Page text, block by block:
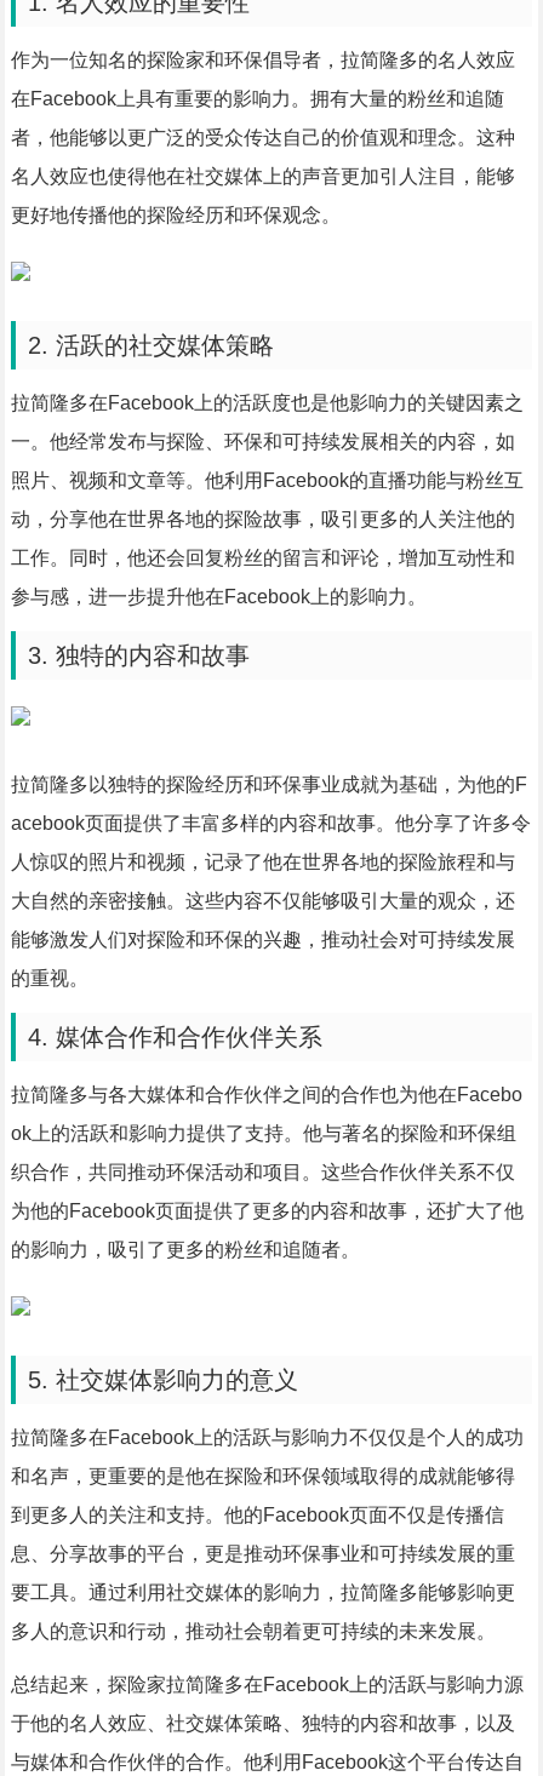
作为一位知名的探险家和环保倡导者，拉简隆多的名人效应
在Facebook上具有重要的影响力。拥有大量的粉丝和追随
者，他能够以更广泛的受众传达自己的价值观和理念。这种
名人效应也使得他在社交媒体上的声音更加引人注目，能够
更好地传播他的探险经历和环保观念。
2. 活跃的社交媒体策略
拉简隆多在Facebook上的活跃度也是他影响力的关键因素之
一。他经常发布与探险、环保和可持续发展相关的内容，如
照片、视频和文章等。他利用Facebook的直播功能与粉丝互
动，分享他在世界各地的探险故事，吸引更多的人关注他的
工作。同时，他还会回复粉丝的留言和评论，增加互动性和
参与感，进一步提升他在Facebook上的影响力。
3. 独特的内容和故事
拉简隆多以独特的探险经历和环保事业成就为基础，为他的F
acebook页面提供了丰富多样的内容和故事。他分享了许多令
人惊叹的照片和视频，记录了他在世界各地的探险旅程和与
大自然的亲密接触。这些内容不仅能够吸引大量的观众，还
能够激发人们对探险和环保的兴趣，推动社会对可持续发展
的重视。
4. 媒体合作和合作伙伴关系
拉简隆多与各大媒体和合作伙伴之间的合作也为他在Facebo
ok上的活跃和影响力提供了支持。他与著名的探险和环保组
织合作，共同推动环保活动和项目。这些合作伙伴关系不仅
为他的Facebook页面提供了更多的内容和故事，还扩大了他
的影响力，吸引了更多的粉丝和追随者。
5. 社交媒体影响力的意义
拉简隆多在Facebook上的活跃与影响力不仅仅是个人的成功
和名声，更重要的是他在探险和环保领域取得的成就能够得
到更多人的关注和支持。他的Facebook页面不仅是传播信
息、分享故事的平台，更是推动环保事业和可持续发展的重
要工具。通过利用社交媒体的影响力，拉简隆多能够影响更
多人的意识和行动，推动社会朝着更可持续的未来发展。
总结起来，探险家拉简隆多在Facebook上的活跃与影响力源
于他的名人效应、社交媒体策略、独特的内容和故事，以及
与媒体和合作伙伴的合作。他利用Facebook这个平台传达自